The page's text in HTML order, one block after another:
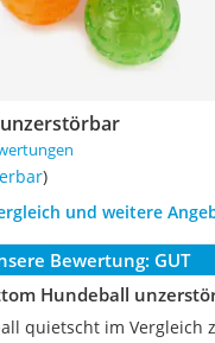
)
und weitere
Bewertung: GUT
Hundeball
quietscht im Vergleich